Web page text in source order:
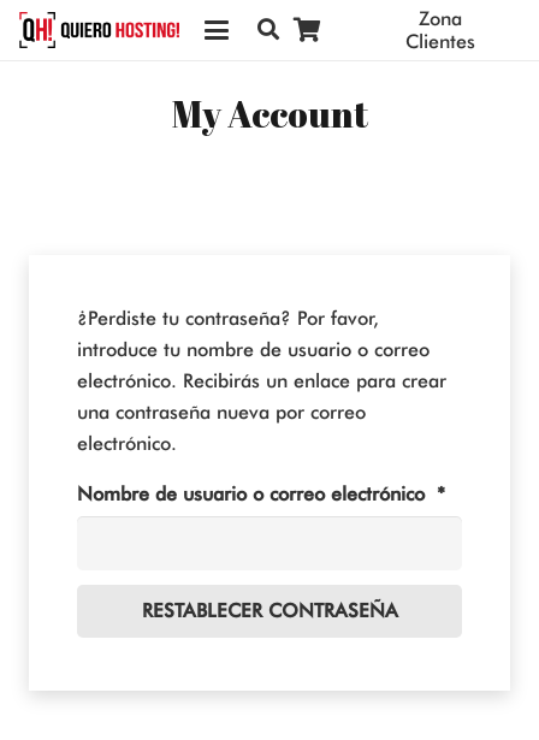
Zona
Clientes
My Account
¿Perdiste tu contraseña? Por favor,
introduce tu nombre de usuario o correo
electrónico. Recibirás un enlace para crear
una contraseña nueva por correo
electrónico.
Nombre de usuario o correo electrónico *
RESTABLECER CONTRASEÑA